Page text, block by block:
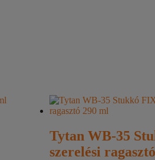
Tytan WB-35
szerelési